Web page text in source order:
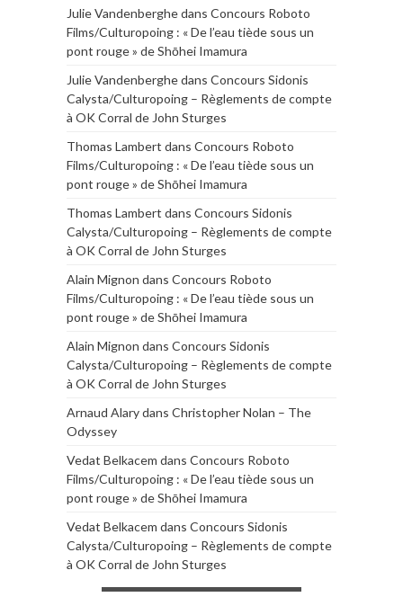
Julie Vandenberghedans Concours Roboto
Films/Culturopoing : « De l’eau tiède sous un
pont rouge » de Shōhei Imamura
Julie Vandenberghedans Concours Sidonis
Calysta/Culturopoing – Règlements de compte
à OK Corral de John Sturges
Thomas Lambert dans Concours Roboto
Films/Culturopoing : « De l’eau tiède sous un
pont rouge » de Shōhei Imamura
Thomas Lambert dans Concours Sidonis
Calysta/Culturopoing – Règlements de compte
à OK Corral de John Sturges
Alain Mignon dans Concours Roboto
Films/Culturopoing : « De l’eau tiède sous un
pont rouge » de Shōhei Imamura
Alain Mignon dans Concours Sidonis
Calysta/Culturopoing – Règlements de compte
à OK Corral de John Sturges
Arnaud Alarydans Christopher Nolan – The
Odyssey
Vedat Belkacem dans Concours Roboto
Films/Culturopoing : « De l’eau tiède sous un
pont rouge » de Shōhei Imamura
Vedat Belkacem dans Concours Sidonis
Calysta/Culturopoing – Règlements de compte
à OK Corral de John Sturges